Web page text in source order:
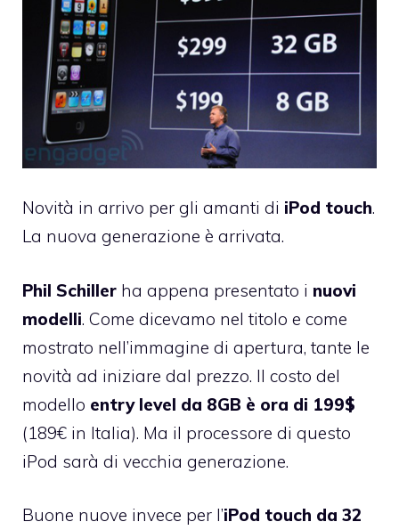
Novità in arrivo per gli amanti di iPod touch.
La nuova generazione è arrivata.
Phil Schiller ha appena presentato i nuovi
modelli. Come dicevamo nel titolo e come
mostrato nell’immagine di apertura, tante le
novità ad iniziare dal prezzo. Il costo del
modello entry level da 8GB è ora di 199$
(189€ in Italia). Ma il processore di questo
iPod sarà di vecchia generazione.
Buone nuove invece per l’iPod touch da 32